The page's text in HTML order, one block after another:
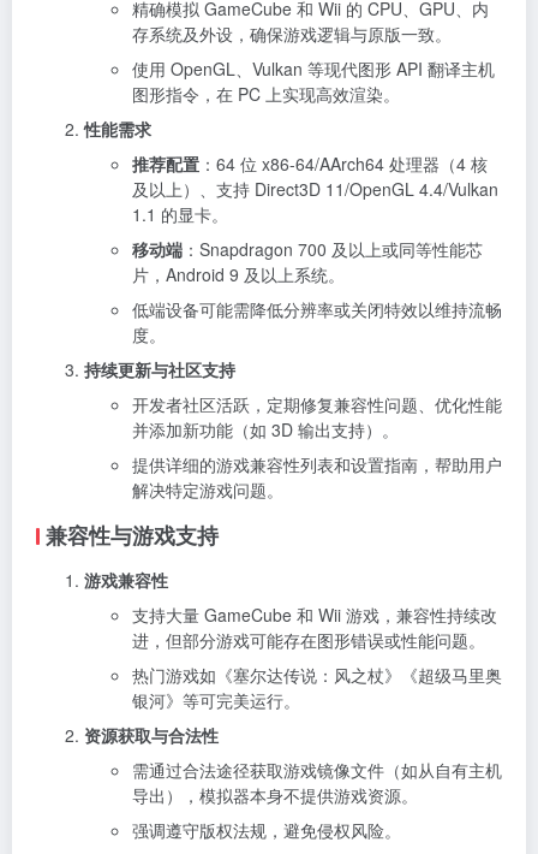
精确模拟 GameCube 和 Wii 的 CPU、GPU、内
存系统及外设，确保游戏逻辑与原版一致。
使用 OpenGL、Vulkan 等现代图形 API 翻译主机
图形指令，在 PC 上实现高效渲染。
性能需求
推荐配置 ：64 位 x86-64/AArch64 处理器（4 核
及以上）、支持 Direct3D 11/OpenGL 4.4/Vulkan
1.1 的显卡。
移动端 ：Snapdragon 700 及以上或同等性能芯
片，Android 9 及以上系统。
低端设备可能需降低分辨率或关闭特效以维持流畅
度。
持续更新与社区支持
开发者社区活跃，定期修复兼容性问题、优化性能
并添加新功能（如 3D 输出支持）。
提供详细的游戏兼容性列表和设置指南，帮助用户
解决特定游戏问题。
兼容性与游戏支持
游戏兼容性
支持大量 GameCube 和 Wii 游戏，兼容性持续改
进，但部分游戏可能存在图形错误或性能问题。
热门游戏如《塞尔达传说：风之杖》《超级马里奥
银河》等可完美运行。
资源获取与合法性
需通过合法途径获取游戏镜像文件（如从自有主机
导出），模拟器本身不提供游戏资源。
强调遵守版权法规，避免侵权风险。